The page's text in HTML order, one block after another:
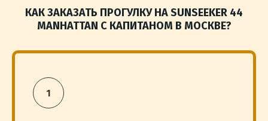
КАК ЗАКАЗАТЬ ПРОГУЛКУ НА SUNSEEKER 44
MANHATTAN С КАПИТАНОМ В МОСКВЕ?